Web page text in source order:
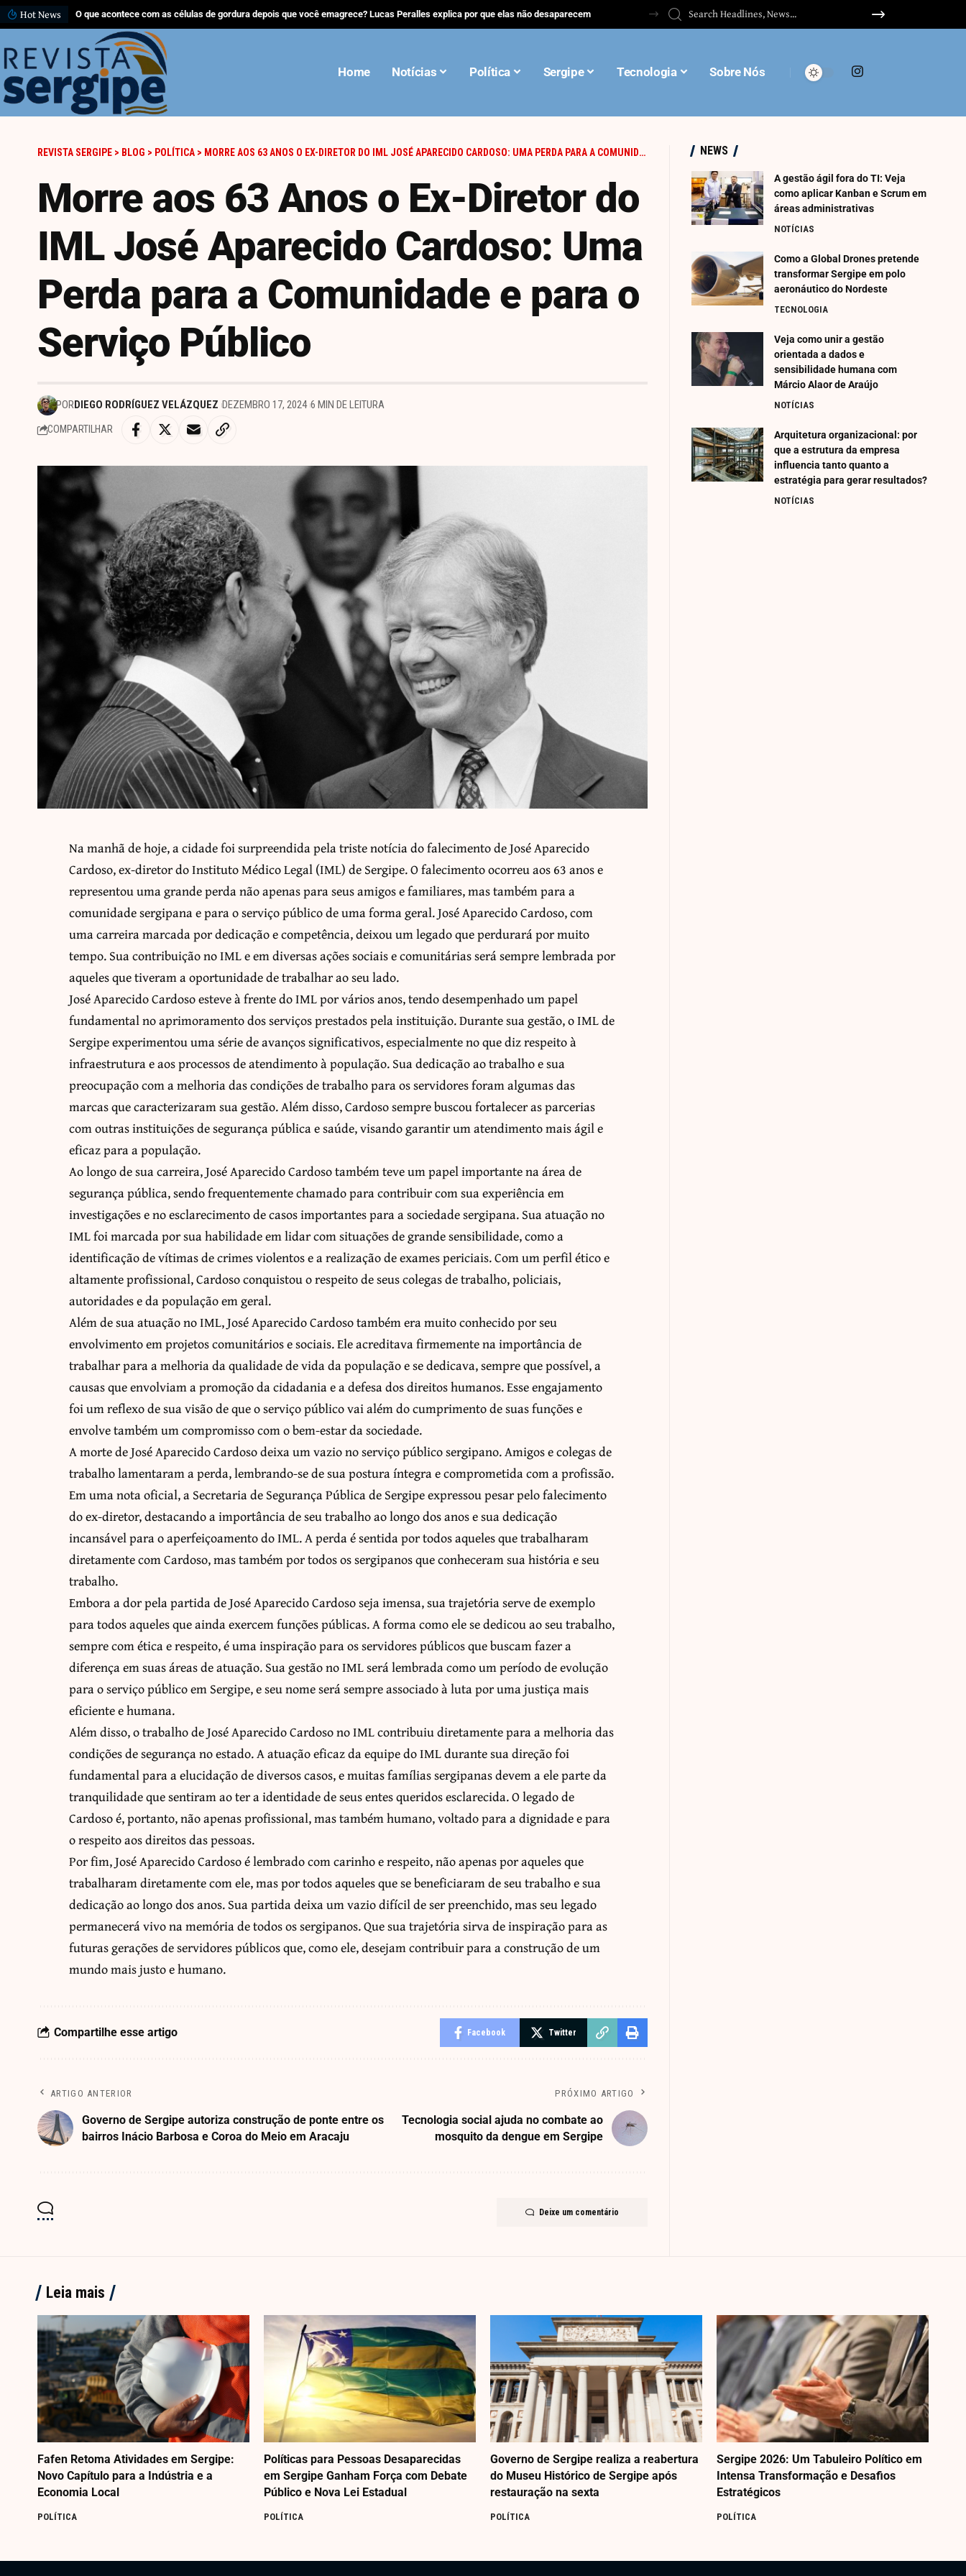
Hot News O que acontece com as células de gordura depois que você emagrece? Lucas Peralles explica por que elas não desaparecem
Home Notícias Política Sergipe Tecnologia Sobre Nós
REVISTA SERGIPE > BLOG > POLÍTICA > MORRE AOS 63 ANOS O EX-DIRETOR DO IML JOSÉ APARECIDO CARDOSO: UMA PERDA PARA A COMUNIDADE E PARA O SERVIÇO PÚBLICO
Morre aos 63 Anos o Ex-Diretor do
IML José Aparecido Cardoso: Uma
Perda para a Comunidade e para o
Serviço Público
PORDIEGO RODRÍGUEZ VELÁZQUEZ DEZEMBRO 17, 2024 6 MIN DE LEITURA
COMPARTILHAR
Na manhã de hoje, a cidade foi surpreendida pela triste notícia do falecimento de José Aparecido
Cardoso, ex-diretor do Instituto Médico Legal (IML) de Sergipe. O falecimento ocorreu aos 63 anos e
representou uma grande perda não apenas para seus amigos e familiares, mas também para a
comunidade sergipana e para o serviço público de uma forma geral. José Aparecido Cardoso, com
uma carreira marcada por dedicação e competência, deixou um legado que perdurará por muito
tempo. Sua contribuição no IML e em diversas ações sociais e comunitárias será sempre lembrada por
aqueles que tiveram a oportunidade de trabalhar ao seu lado.
José Aparecido Cardoso esteve à frente do IML por vários anos, tendo desempenhado um papel
fundamental no aprimoramento dos serviços prestados pela instituição. Durante sua gestão, o IML de
Sergipe experimentou uma série de avanços significativos, especialmente no que diz respeito à
infraestrutura e aos processos de atendimento à população. Sua dedicação ao trabalho e sua
preocupação com a melhoria das condições de trabalho para os servidores foram algumas das
marcas que caracterizaram sua gestão. Além disso, Cardoso sempre buscou fortalecer as parcerias
com outras instituições de segurança pública e saúde, visando garantir um atendimento mais ágil e
eficaz para a população.
Ao longo de sua carreira, José Aparecido Cardoso também teve um papel importante na área de
segurança pública, sendo frequentemente chamado para contribuir com sua experiência em
investigações e no esclarecimento de casos importantes para a sociedade sergipana. Sua atuação no
IML foi marcada por sua habilidade em lidar com situações de grande sensibilidade, como a
identificação de vítimas de crimes violentos e a realização de exames periciais. Com um perfil ético e
altamente profissional, Cardoso conquistou o respeito de seus colegas de trabalho, policiais,
autoridades e da população em geral.
Além de sua atuação no IML, José Aparecido Cardoso também era muito conhecido por seu
envolvimento em projetos comunitários e sociais. Ele acreditava firmemente na importância de
trabalhar para a melhoria da qualidade de vida da população e se dedicava, sempre que possível, a
causas que envolviam a promoção da cidadania e a defesa dos direitos humanos. Esse engajamento
foi um reflexo de sua visão de que o serviço público vai além do cumprimento de suas funções e
envolve também um compromisso com o bem-estar da sociedade.
A morte de José Aparecido Cardoso deixa um vazio no serviço público sergipano. Amigos e colegas de
trabalho lamentaram a perda, lembrando-se de sua postura íntegra e comprometida com a profissão.
Em uma nota oficial, a Secretaria de Segurança Pública de Sergipe expressou pesar pelo falecimento
do ex-diretor, destacando a importância de seu trabalho ao longo dos anos e sua dedicação
incansável para o aperfeiçoamento do IML. A perda é sentida por todos aqueles que trabalharam
diretamente com Cardoso, mas também por todos os sergipanos que conheceram sua história e seu
trabalho.
Embora a dor pela partida de José Aparecido Cardoso seja imensa, sua trajetória serve de exemplo
para todos aqueles que ainda exercem funções públicas. A forma como ele se dedicou ao seu trabalho,
sempre com ética e respeito, é uma inspiração para os servidores públicos que buscam fazer a
diferença em suas áreas de atuação. Sua gestão no IML será lembrada como um período de evolução
para o serviço público em Sergipe, e seu nome será sempre associado à luta por uma justiça mais
eficiente e humana.
Além disso, o trabalho de José Aparecido Cardoso no IML contribuiu diretamente para a melhoria das
condições de segurança no estado. A atuação eficaz da equipe do IML durante sua direção foi
fundamental para a elucidação de diversos casos, e muitas famílias sergipanas devem a ele parte da
tranquilidade que sentiram ao ter a identidade de seus entes queridos esclarecida. O legado de
Cardoso é, portanto, não apenas profissional, mas também humano, voltado para a dignidade e para
o respeito aos direitos das pessoas.
Por fim, José Aparecido Cardoso é lembrado com carinho e respeito, não apenas por aqueles que
trabalharam diretamente com ele, mas por todos aqueles que se beneficiaram de seu trabalho e sua
dedicação ao longo dos anos. Sua partida deixa um vazio difícil de ser preenchido, mas seu legado
permanecerá vivo na memória de todos os sergipanos. Que sua trajetória sirva de inspiração para as
futuras gerações de servidores públicos que, como ele, desejam contribuir para a construção de um
mundo mais justo e humano.
Compartilhe esse artigo Facebook Twitter
ARTIGO ANTERIOR
Governo de Sergipe autoriza construção de ponte entre os
bairros Inácio Barbosa e Coroa do Meio em Aracaju
PRÓXIMO ARTIGO
Tecnologia social ajuda no combate ao
mosquito da dengue em Sergipe
Deixe um comentário
NEWS
A gestão ágil fora do TI: Veja
como aplicar Kanban e Scrum em
áreas administrativas
NOTÍCIAS
Como a Global Drones pretende
transformar Sergipe em polo
aeronáutico do Nordeste
TECNOLOGIA
Veja como unir a gestão
orientada a dados e
sensibilidade humana com
Márcio Alaor de Araújo
NOTÍCIAS
Arquitetura organizacional: por
que a estrutura da empresa
influencia tanto quanto a
estratégia para gerar resultados?
NOTÍCIAS
Leia mais
Fafen Retoma Atividades em Sergipe:
Novo Capítulo para a Indústria e a
Economia Local
POLÍTICA
Políticas para Pessoas Desaparecidas
em Sergipe Ganham Força com Debate
Público e Nova Lei Estadual
POLÍTICA
Governo de Sergipe realiza a reabertura
do Museu Histórico de Sergipe após
restauração na sexta
POLÍTICA
Sergipe 2026: Um Tabuleiro Político em
Intensa Transformação e Desafios
Estratégicos
POLÍTICA